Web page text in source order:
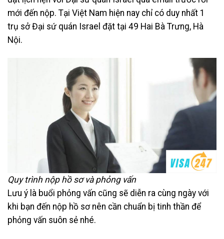
mới đến nộp. Tại Việt Nam hiện nay chỉ có duy nhất 1
trụ sở Đại sứ quán Israel đặt tại 49 Hai Bà Trưng, Hà
Nội.
Quy trình nộp hồ sơ và phỏng vấn
Lưu ý là buổi phỏng vấn cũng sẽ diễn ra cùng ngày với
khi bạn đến nộp hồ sơ nên cần chuẩn bị tinh thần để
phỏng vấn suôn sẻ nhé.